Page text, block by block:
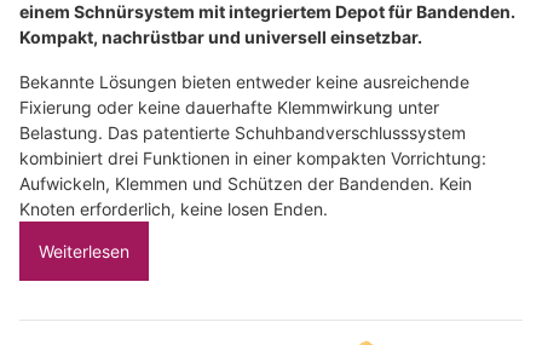
einem Schnürsystem mit integriertem Depot für Bandenden.
Kompakt, nachrüstbar und universell einsetzbar.
Bekannte Lösungen bieten entweder keine ausreichende
Fixierung oder keine dauerhafte Klemmwirkung unter
Belastung. Das patentierte Schuhbandverschlusssystem
kombiniert drei Funktionen in einer kompakten Vorrichtung:
Aufwickeln, Klemmen und Schützen der Bandenden. Kein
Knoten erforderlich, keine losen Enden.
Weiterlesen